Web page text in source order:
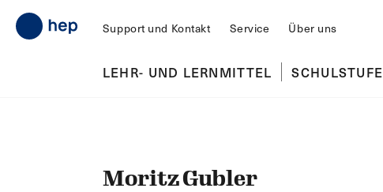
Support und Kontakt Service Über uns
LEHR- UND LERNMITTEL SCHULSTUFE
Moritz Gubler